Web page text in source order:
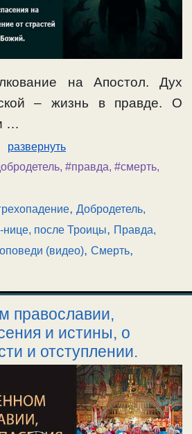
на Апостол. Дух
– жизнь в правде. О
…
развернуть
, #правда, #смерть,
,Добродетель,
нице, после Троицы, Правда,
(видео), Смерть,
православии,
и истины, о
и отступлении.